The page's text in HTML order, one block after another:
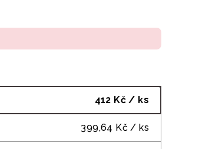
412 Kč / ks
399,64 Kč / ks